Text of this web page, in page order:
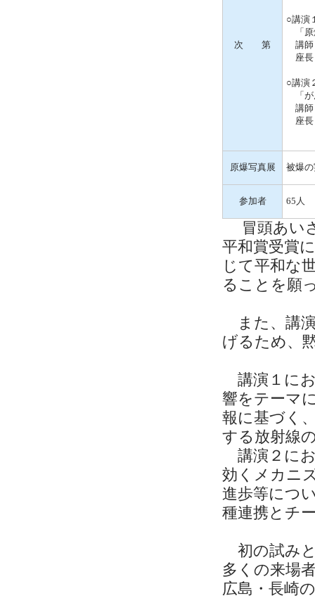
次 第
○講演
「原
講師
座長
○講演
「が
講師
座長
原爆写真展 被爆
参加者 65人
冒頭あい
平和賞受賞
じて平和な
ることを願
また、講
げるため、
講演１にお
響をテーマ
報に基づく
する放射線
講演２に
効くメカニ
進歩等につ
種連携とチ
初の試み
多くの来場
広島・長崎